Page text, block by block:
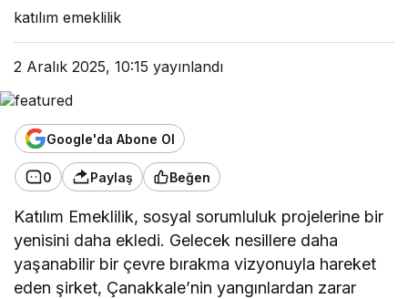
katılım emeklilik
2 Aralık 2025, 10:15 yayınlandı
Google'da Abone Ol
0 Paylaş Beğen
Katılım Emeklilik, sosyal sorumluluk projelerine bir
yenisini daha ekledi. Gelecek nesillere daha
yaşanabilir bir çevre bırakma vizyonuyla hareket
eden şirket, Çanakkale’nin yangınlardan zarar